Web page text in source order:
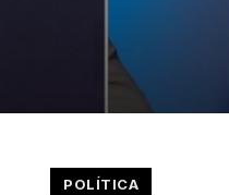
POLÍTICA